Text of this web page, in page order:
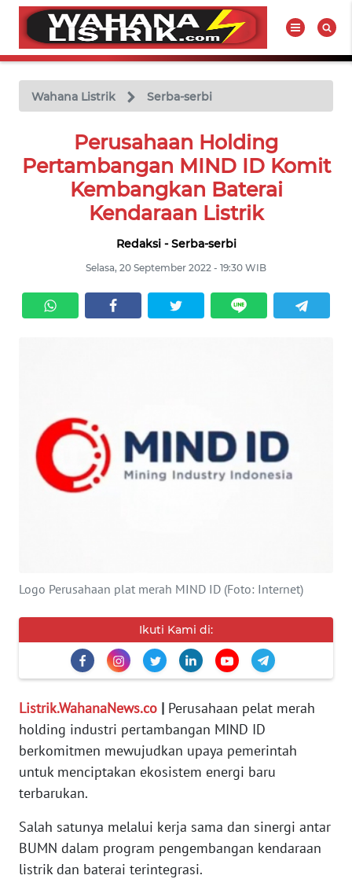
Wahana Listrik Serba-serbi
Perusahaan Holding
Pertambangan MIND ID Komit
Kembangkan Baterai
Kendaraan Listrik
Redaksi - Serba-serbi
Selasa, 20 September 2022 - 19:30 WIB
Logo Perusahaan plat merah MIND ID (Foto: Internet)
Ikuti Kami di:
Listrik.WahanaNews.co | Perusahaan pelat merah
holding industri pertambangan MIND ID
berkomitmen mewujudkan upaya pemerintah
untuk menciptakan ekosistem energi baru
terbarukan.
Salah satunya melalui kerja sama dan sinergi antar
BUMN dalam program pengembangan kendaraan
listrik dan baterai terintegrasi.
TV
Tutup
LISTRIK
Informasi
INDEKS
IKLAN
KAMI
PEDOMAN
MEDIA
SIBER
REDAKSI
KARIR
DISCLAIMER